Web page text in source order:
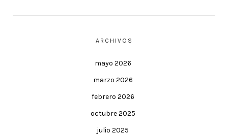
ARCHIVOS
mayo 2026
marzo 2026
febrero 2026
octubre 2025
julio 2025